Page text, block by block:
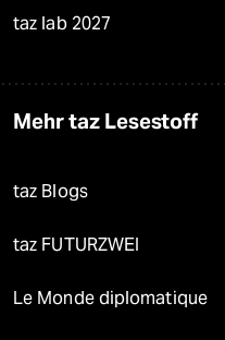
taz lab 2027
Mehr taz Lesestoff
taz Blogs
taz FUTURZWEI
Le Monde diplomatique